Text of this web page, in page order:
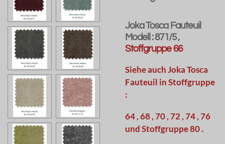
Joka Tosca Fauteuil
Modell : 871/5 ,
Stoffgruppe 66
Siehe auch Joka Tosca
Fauteuil in Stoffgruppe
:
64 , 68 , 70 , 72 , 74 , 76
und Stoffgruppe 80 .